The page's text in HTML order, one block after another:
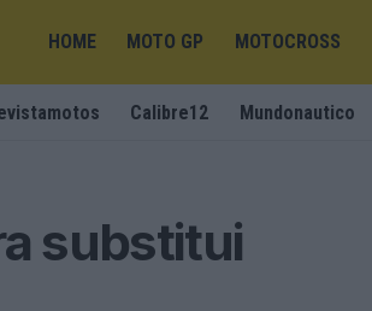
HOME MOTO GP MOTOCROSS
Calibre12 Mundonautico
substitui